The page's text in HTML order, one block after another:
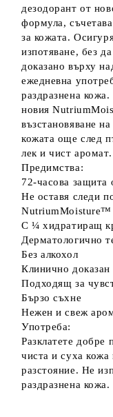
дезодорант от
формула,
за кожата.
изпотяване, без
доказано върху
ежедневна
раздразнена
новия
възстановяване
кожата още след
лек и чист аромат.
Предимства:
72-часова защита
Не оставя следи
NutriumMoisture™
С ¼ хидратиращ
Дерматологично
Без алкохол
Клинично
Подходящ за
Бързо съхне
Нежен и свеж
Употреба:
Разклатете добре
чиста и суха
разстояние. Не
раздразнена кожа.